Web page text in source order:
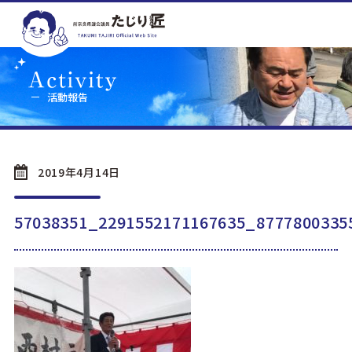
活動報告
2019年4月14日